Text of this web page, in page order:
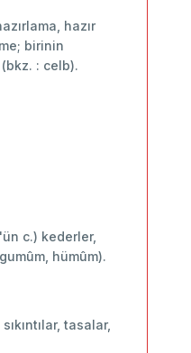
hazır
birinin
: celb).
c.) kederler,
hümûm).
tasalar,